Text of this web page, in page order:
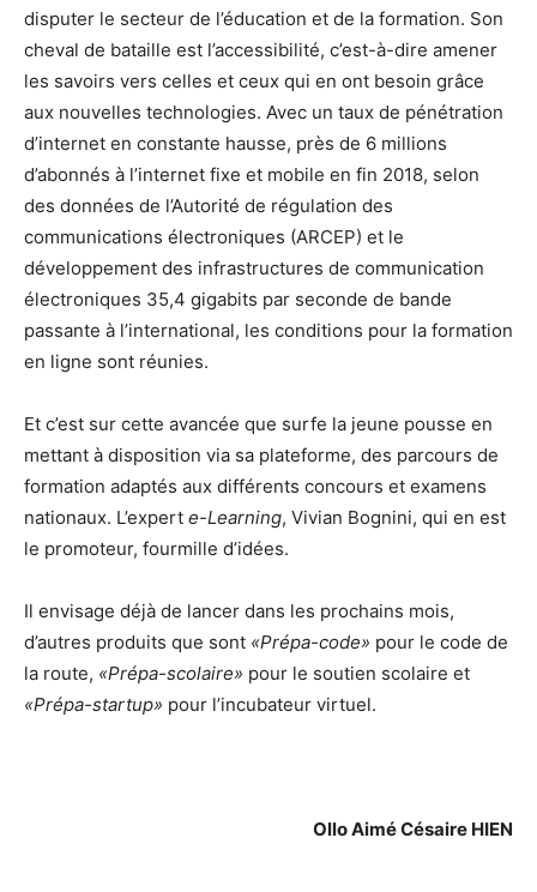
disputer le secteur de l’éducation et de la formation. Son
cheval de bataille est l’accessibilité, c’est-à-dire amener
les savoirs vers celles et ceux qui en ont besoin grâce
aux nouvelles technologies. Avec un taux de pénétration
d’internet en constante hausse, près de 6 millions
d’abonnés à l’internet fixe et mobile en fin 2018, selon
des données de l’Autorité de régulation des
communications électroniques (ARCEP) et le
développement des infrastructures de communication
électroniques 35,4 gigabits par seconde de bande
passante à l’international, les conditions pour la formation
en ligne sont réunies.
Et c’est sur cette avancée que surfe la jeune pousse en
mettant à disposition via sa plateforme, des parcours de
formation adaptés aux différents concours et examens
nationaux. L’expert e-Learning, Vivian Bognini, qui en est
le promoteur, fourmille d’idées.
Il envisage déjà de lancer dans les prochains mois,
d’autres produits que sont «Prépa-code» pour le code de
la route, «Prépa-scolaire» pour le soutien scolaire et
«Prépa-startup» pour l’incubateur virtuel.
Ollo Aimé Césaire HIEN